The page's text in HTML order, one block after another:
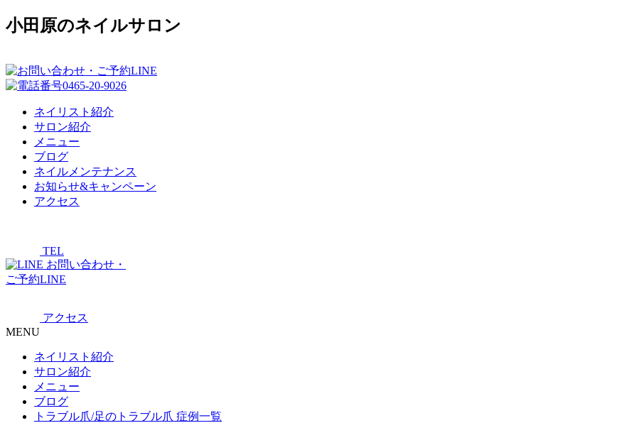
小田原のネイルサロン
ネイリスト紹介
サロン紹介
メニュー
ブログ
ネイルメンテナンス
お知らせ&キャンペーン
アクセス
TEL
お問い合わせ・
ご予約LINE
アクセス
MENU
ネイリスト紹介
サロン紹介
メニュー
ブログ
トラブル爪/足のトラブル爪 症例一覧